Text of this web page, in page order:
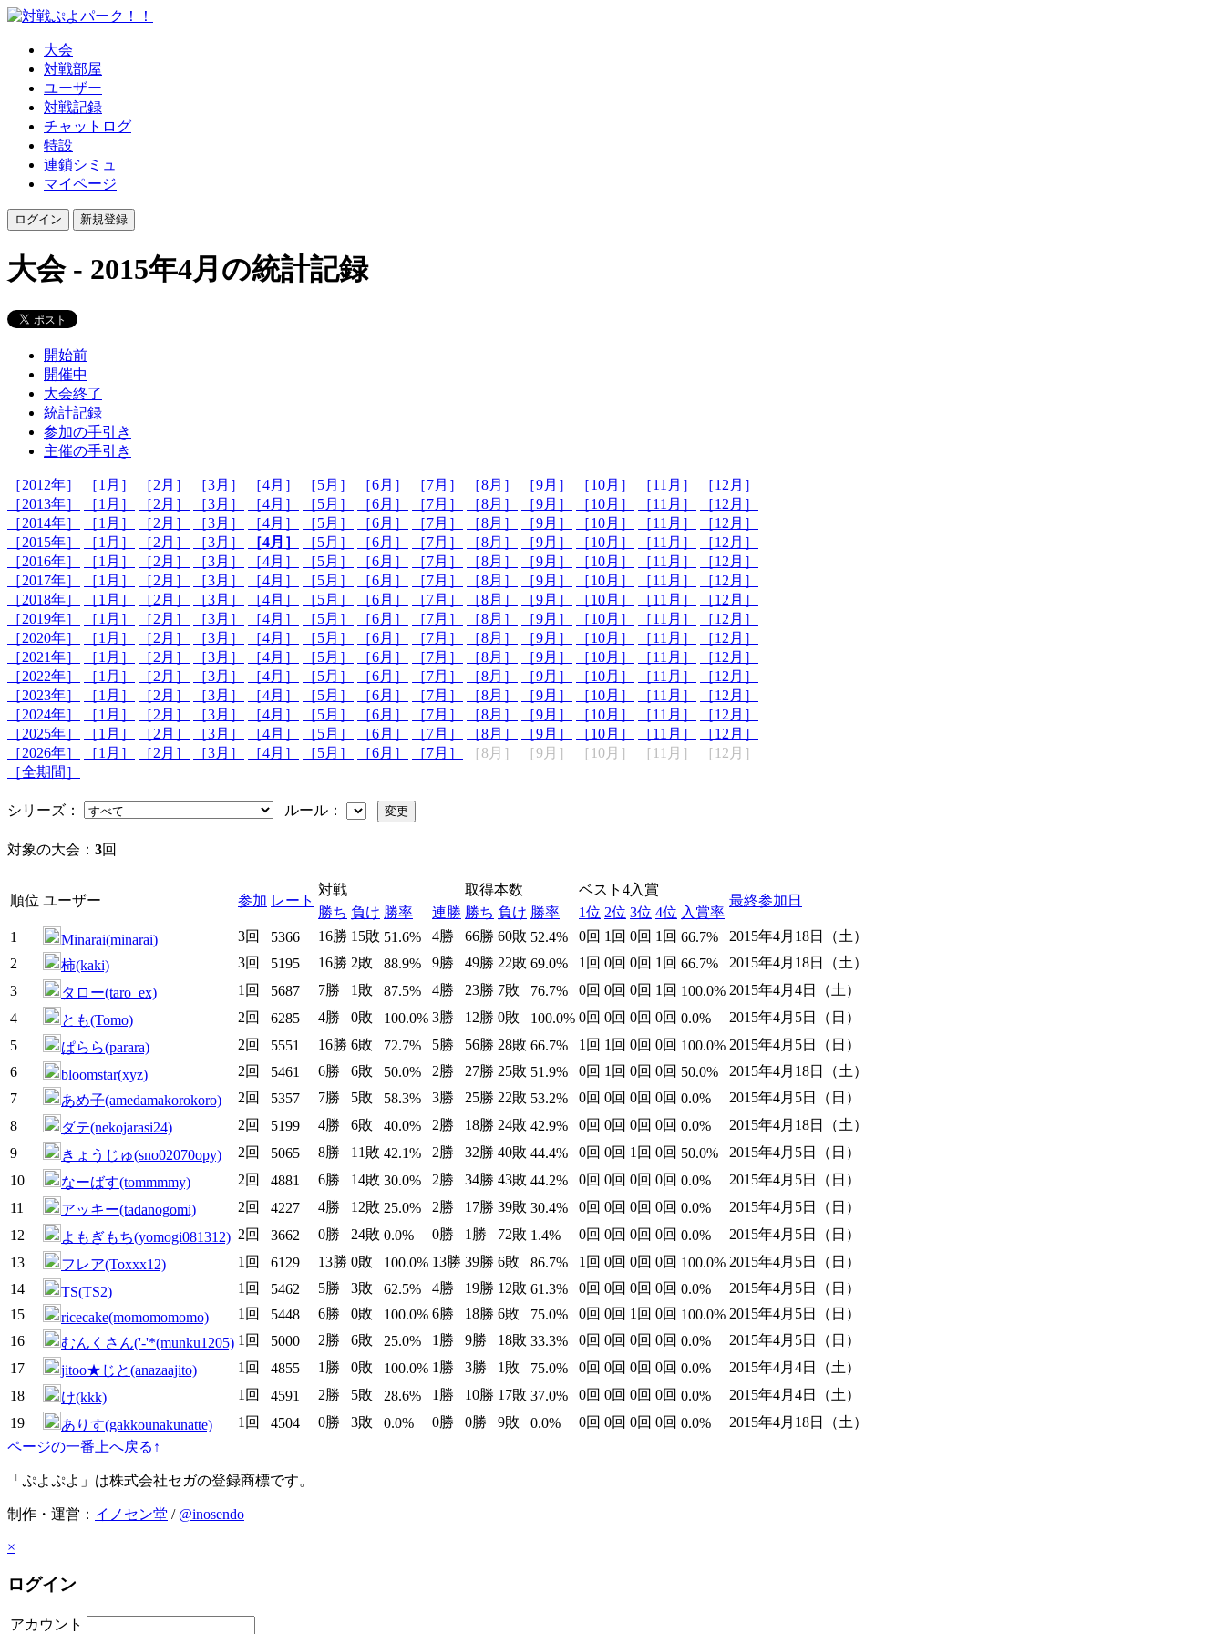
大会
対戦部屋
ユーザー
対戦記録
チャットログ
特設
連鎖シミュ
マイページ
大会 - 2015年4月の統計記録
開始前
開催中
大会終了
統計記録
参加の手引き
主催の手引き
［2012年］ ［1月］ ［2月］ ［3月］ ［4月］ ［5月］ ［6月］ ［7月］ ［8月］ ［9月］ ［10月］ ［11月］
［12月］
［2013年］
［1月］ ［2月］ ［3月］ ［4月］ ［5月］ ［6月］ ［7月］ ［8月］ ［9月］ ［10月］ ［11月］
［12月］
［2014年］
［1月］ ［2月］ ［3月］ ［4月］ ［5月］ ［6月］ ［7月］ ［8月］ ［9月］ ［10月］ ［11月］
［12月］
［2015年］
［1月］ ［2月］ ［3月］ ［4月］ ［5月］ ［6月］ ［7月］ ［8月］ ［9月］ ［10月］ ［11月］
［12月］
［2016年］
［1月］ ［2月］ ［3月］ ［4月］ ［5月］ ［6月］ ［7月］ ［8月］ ［9月］ ［10月］ ［11月］
［12月］
［2017年］
［1月］ ［2月］ ［3月］ ［4月］ ［5月］ ［6月］ ［7月］ ［8月］ ［9月］ ［10月］ ［11月］
［12月］
［2018年］
［1月］ ［2月］ ［3月］ ［4月］ ［5月］ ［6月］ ［7月］ ［8月］ ［9月］ ［10月］ ［11月］
［12月］
［2019年］
［1月］ ［2月］ ［3月］ ［4月］ ［5月］ ［6月］ ［7月］ ［8月］ ［9月］ ［10月］ ［11月］
［12月］
［2020年］
［1月］ ［2月］ ［3月］ ［4月］ ［5月］ ［6月］ ［7月］ ［8月］ ［9月］ ［10月］ ［11月］
［12月］
［2021年］
［1月］ ［2月］ ［3月］ ［4月］ ［5月］ ［6月］ ［7月］ ［8月］ ［9月］ ［10月］ ［11月］
［12月］
［2022年］
［1月］ ［2月］ ［3月］ ［4月］ ［5月］ ［6月］ ［7月］ ［8月］ ［9月］ ［10月］ ［11月］
［12月］
［2023年］
［1月］ ［2月］ ［3月］ ［4月］ ［5月］ ［6月］ ［7月］ ［8月］ ［9月］ ［10月］ ［11月］
［12月］
［2024年］
［1月］ ［2月］ ［3月］ ［4月］ ［5月］ ［6月］ ［7月］ ［8月］ ［9月］ ［10月］ ［11月］
［12月］
［2025年］
［1月］ ［2月］ ［3月］ ［4月］ ［5月］ ［6月］ ［7月］ ［8月］ ［9月］ ［10月］ ［11月］
［12月］
［2026年］
［1月］ ［2月］ ［3月］ ［4月］ ［5月］ ［6月］ ［7月］ ［8月］ ［9月］ ［10月］ ［11月］
［12月］
［全期間］
シリーズ： ルール：
対象の大会： 3回
順位 ユーザー 参加 レート
対戦 取得本数 ベスト4入賞
最終参加日
勝ち 負け 勝率 連勝 勝ち 負け 勝率 1位 2位 3位 4位 入賞率
1
Minarai(minarai) 3回 5366 16勝 15敗 51.6% 4勝 66勝 60敗 52.4% 0回 1回 0回 1回 66.7%
2015年4月18日（土）
2
柿(kaki) 3回 5195 16勝 2敗 88.9% 9勝 49勝 22敗 69.0% 1回 0回 0回 1回 66.7%
2015年4月18日（土）
3
タロー(taro_ex) 1回 5687 7勝 1敗 87.5% 4勝 23勝 7敗 76.7% 0回 0回 0回 1回 100.0% 2015年4月4日（土）
4
とも(Tomo) 2回 6285 4勝 0敗 100.0% 3勝 12勝 0敗 100.0% 0回 0回 0回 0回 0.0%
2015年4月5日（日）
5
ぱらら(parara) 2回 5551 16勝 6敗 72.7% 5勝 56勝 28敗 66.7% 1回 1回 0回 0回 100.0% 2015年4月5日（日）
6
bloomstar(xyz) 2回 5461 6勝 6敗 50.0% 2勝 27勝 25敗 51.9% 0回 1回 0回 0回 50.0%
2015年4月18日（土）
7
あめ子(amedamakorokoro) 2回 5357 7勝 5敗 58.3% 3勝 25勝 22敗 53.2% 0回 0回 0回 0回 0.0%
2015年4月5日（日）
8
ダテ(nekojarasi24) 2回 5199 4勝 6敗 40.0% 2勝 18勝 24敗 42.9% 0回 0回 0回 0回 0.0%
2015年4月18日（土）
9
きょうじゅ(sno02070opy) 2回 5065 8勝 11敗 42.1% 2勝 32勝 40敗 44.4% 0回 0回 1回 0回 50.0%
2015年4月5日（日）
10
なーばす(tommmmy) 2回 4881 6勝 14敗 30.0% 2勝 34勝 43敗 44.2% 0回 0回 0回 0回 0.0%
2015年4月5日（日）
11
アッキー(tadanogomi) 2回 4227 4勝 12敗 25.0% 2勝 17勝 39敗 30.4% 0回 0回 0回 0回 0.0%
2015年4月5日（日）
12
よもぎもち(yomogi081312) 2回 3662 0勝 24敗 0.0% 0勝 1勝 72敗 1.4% 0回 0回 0回 0回 0.0%
2015年4月5日（日）
13
フレア(Toxxx12) 1回 6129 13勝 0敗 100.0% 13勝 39勝 6敗 86.7% 1回 0回 0回 0回 100.0% 2015年4月5日（日）
14
TS(TS2) 1回 5462 5勝 3敗 62.5% 4勝 19勝 12敗 61.3% 0回 0回 0回 0回 0.0%
2015年4月5日（日）
15
ricecake(momomomomo) 1回 5448 6勝 0敗 100.0% 6勝 18勝 6敗 75.0% 0回 0回 1回 0回 100.0% 2015年4月5日（日）
16
むんくさん('-'*(munku1205) 1回 5000 2勝 6敗 25.0% 1勝 9勝 18敗 33.3% 0回 0回 0回 0回 0.0%
2015年4月5日（日）
17
jitoo★じと(anazaajito) 1回 4855 1勝 0敗 100.0% 1勝 3勝 1敗 75.0% 0回 0回 0回 0回 0.0%
2015年4月4日（土）
18
け(kkk) 1回 4591 2勝 5敗 28.6% 1勝 10勝 17敗 37.0% 0回 0回 0回 0回 0.0%
2015年4月4日（土）
19
ありす(gakkounakunatte) 1回 4504 0勝 3敗 0.0% 0勝 0勝 9敗 0.0% 0回 0回 0回 0回 0.0%
2015年4月18日（土）
ページの一番上へ戻る↑
「ぷよぷよ」は株式会社セガの登録商標です。
制作・運営： イノセン堂 / @inosendo
×
ログイン
アカウント